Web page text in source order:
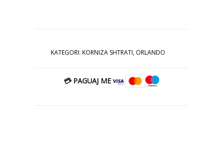
KATEGORI: KORNIZA SHTRATI, ORLANDO
💳 PAGUAJ ME